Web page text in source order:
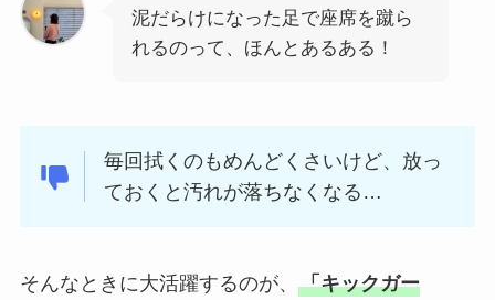
泥だらけになった足で座席を蹴ら
れるのって、ほんとあるある！
毎回拭くのもめんどくさいけど、放っ
ておくと汚れが落ちなくなる…
そんなときに大活躍するのが、 「キックガー